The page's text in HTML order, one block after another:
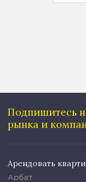
Подпишитесь
рынка и
Арендовать
Арбат